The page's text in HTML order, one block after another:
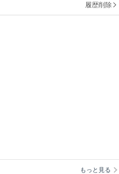
履歴削除
もっと見る